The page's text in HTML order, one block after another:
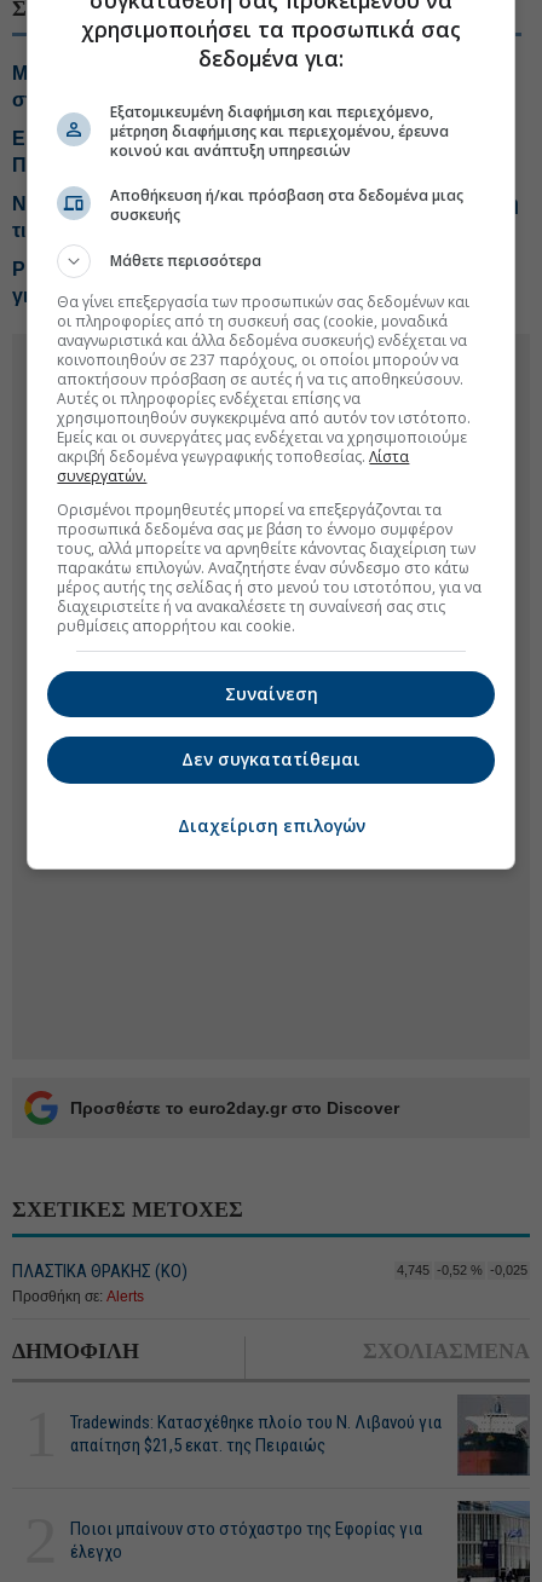
ΣΧΕΤΙΚΑ ΘΕΜΑΤΑ
Motor Oil και Metlen στην πρώτη γραμμή επενδύσεων
στον Αναπτυξιακό
Eurobank Equities: Μεταξύ €7,3-€8,8 η εύλογη αξία της
Πλαστικά Θράκης
NBG Securities για Metlen: Ισχυρότερο το β' εξάμηνο, η
τιμή-στόχος
Piraeus Securities: Στα 64,40 ευρώ η νέα τιμή-στόχος
για Metlen
Προσθέστε το euro2day.gr στο Discover
ΣΧΕΤΙΚΕΣ ΜΕΤΟΧΕΣ
ΠΛΑΣΤΙΚΑ ΘΡΑΚΗΣ (ΚΟ) 4,745 -0,52 % -0,025
Προσθήκη σε: Alerts
ΔΗΜΟΦΙΛΗ ΣΧΟΛΙΑΣΜΕΝΑ
Tradewinds: Κατασχέθηκε πλοίο του Ν. Λιβανού για
απαίτηση $21,5 εκατ. της Πειραιώς
Ποιοι μπαίνουν στο στόχαστρο της Εφορίας για
έλεγχο
χρησιμοποιήσει τα προσωπικά σας
δεδομένα για:
Εξατομικευμένη διαφήμιση και περιεχόμενο,
μέτρηση διαφήμισης και περιεχομένου, έρευνα
κοινού και ανάπτυξη υπηρεσιών
Αποθήκευση ή/και πρόσβαση στα δεδομένα μιας
συσκευής
Μάθετε περισσότερα
Θα γίνει επεξεργασία των προσωπικών σας δεδομένων και
οι πληροφορίες από τη συσκευή σας (cookie, μοναδικά
αναγνωριστικά και άλλα δεδομένα συσκευής) ενδέχεται να
κοινοποιηθούν σε 237 παρόχους, οι οποίοι μπορούν να
αποκτήσουν πρόσβαση σε αυτές ή να τις αποθηκεύσουν.
Αυτές οι πληροφορίες ενδέχεται επίσης να
χρησιμοποιηθούν συγκεκριμένα από αυτόν τον ιστότοπο.
Εμείς και οι συνεργάτες μας ενδέχεται να χρησιμοποιούμε
ακριβή δεδομένα γεωγραφικής τοποθεσίας.Λίστα
συνεργατών.
Ορισμένοι προμηθευτές μπορεί να επεξεργάζονται τα
προσωπικά δεδομένα σας με βάση το έννομο συμφέρον
τους, αλλά μπορείτε να αρνηθείτε κάνοντας διαχείριση των
παρακάτω επιλογών. Αναζητήστε έναν σύνδεσμο στο κάτω
μέρος αυτής της σελίδας ή στο μενού του ιστοτόπου, για να
διαχειριστείτε ή να ανακαλέσετε τη συναίνεσή σας στις
ρυθμίσεις απορρήτου και cookie.
Συναίνεση
Δεν συγκατατίθεμαι
Διαχείριση επιλογών